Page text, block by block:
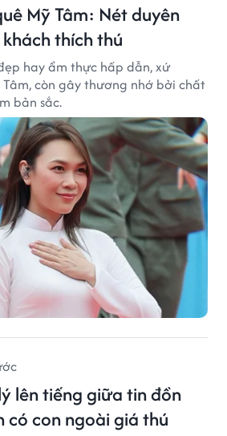
Mỹ Tâm: Nét duyên
thích thú
hay ẩm thực hấp dẫn, xứ
còn gây thương nhớ bởi chất
bản sắc.
lên tiếng giữa tin đồn
có con ngoài giá thú